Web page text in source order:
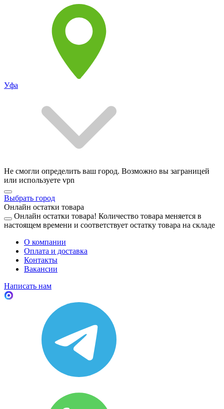
Уфа
Не смогли определить ваш город. Возможно вы заграницей
или используете vpn
Выбрать город
Онлайн остатки товара
Онлайн остатки товара! Количество товара меняется в
настоящем времени и соответствует остатку товара на складе
О компании
Оплата и доставка
Контакты
Вакансии
Написать нам